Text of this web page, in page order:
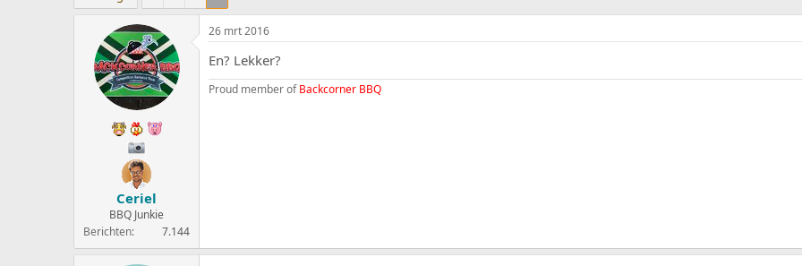
e
r
t
d
a
t
u
m
Ceriel
BBQ Junkie
Berichten
7.144
26 mrt 2016
En? Lekker?
Proud member ofBackcorner BBQ